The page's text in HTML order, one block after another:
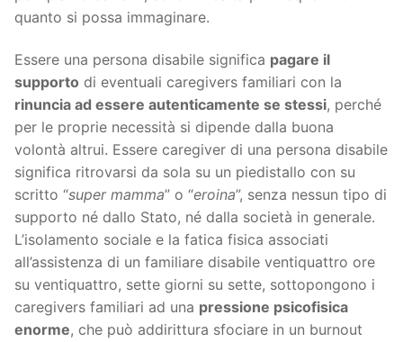
quanto si possa immaginare.
Essere una persona disabile significa pagare il
supporto di eventuali caregivers familiari con la
rinuncia ad essere autenticamente se stessi, perché
per le proprie necessità si dipende dalla buona
volontà altrui. Essere caregiver di una persona disabile
significa ritrovarsi da sola su un piedistallo con su
scritto “super mamma” o “eroina”, senza nessun tipo di
supporto né dallo Stato, né dalla società in generale.
L’isolamento sociale e la fatica fisica associati
all’assistenza di un familiare disabile ventiquattro ore
su ventiquattro, sette giorni su sette, sottopongono i
caregivers familiari ad una pressione psicofisica
enorme, che può addirittura sfociare in un burnout